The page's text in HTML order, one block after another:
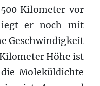
Kilometer vor
er noch mit
Geschwindigkeit
Höhe ist
Moleküldichte